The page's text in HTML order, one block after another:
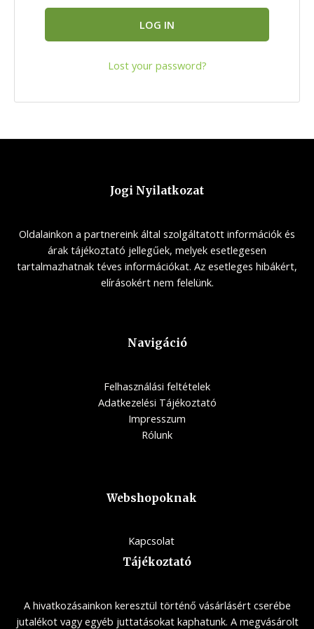
LOG IN
Lost your password?
Jogi Nyilatkozat
Oldalainkon a partnereink által szolgáltatott információk és
árak tájékoztató jellegűek, melyek esetlegesen
tartalmazhatnak téves információkat. Az esetleges hibákért,
elírásokért nem felelünk.
Navigáció
Felhasználási feltételek
Adatkezelési Tájékoztató
Impresszum
Rólunk
Webshopoknak
Kapcsolat
Tájékoztató
A hivatkozásainkon keresztül történő vásárlásért cserébe
jutalékot vagy egyéb juttatásokat kaphatunk. A megvásárolt